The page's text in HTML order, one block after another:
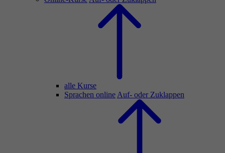
alle Kurse
Sprachen online Auf- oder Zuklappen